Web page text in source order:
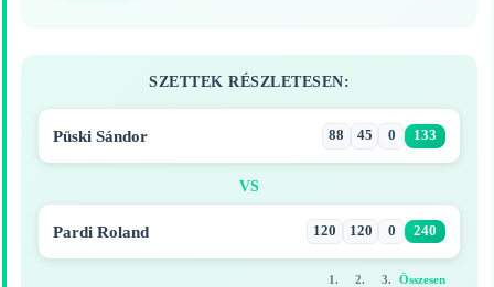
SZETTEK RÉSZLETESEN:
Püski Sándor 88 45 0 133
VS
Pardi Roland 120 120 0 240
1. 2. 3. Összesen